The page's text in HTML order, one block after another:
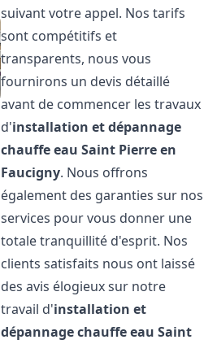
suivant votre appel. Nos tarifs
sont compétitifs et
transparents, nous vous
fournirons un devis détaillé
avant de commencer les travaux
d'installation et dépannage
chauffe eau Saint Pierre en
Faucigny. Nous offrons
également des garanties sur nos
services pour vous donner une
totale tranquillité d'esprit. Nos
clients satisfaits nous ont laissé
des avis élogieux sur notre
travail d'installation et
dépannage chauffe eau Saint